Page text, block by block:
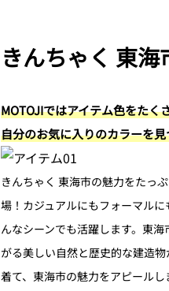
きんちゃく 東海
MOTOJIではアイテム色をたく
自分のお気に入りのカラーを
きんちゃく 東海市の魅力をたっ
場！カジュアルにもフォーマル
んなシーンでも活躍します。東
がる美しい自然と歴史的な建造
着て、東海市の魅力をアピール